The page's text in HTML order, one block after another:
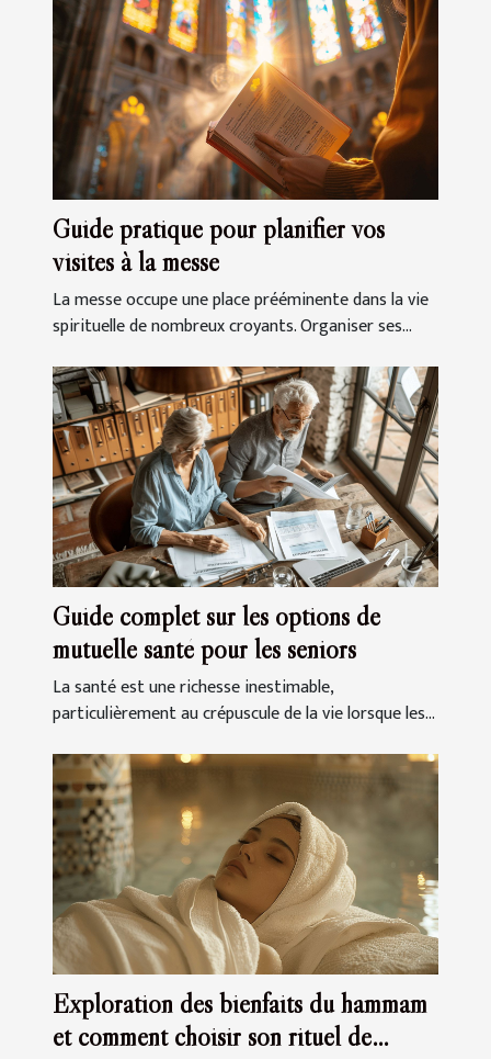
Guide pratique pour planifier vos
visites à la messe
La messe occupe une place prééminente dans la vie
spirituelle de nombreux croyants. Organiser ses...
Guide complet sur les options de
mutuelle santé pour les seniors
La santé est une richesse inestimable,
particulièrement au crépuscule de la vie lorsque les...
Exploration des bienfaits du hammam
et comment choisir son rituel de